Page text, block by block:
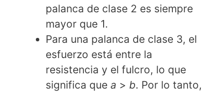
palanca de clase 2 es siempre
mayor que 1.
Para una palanca de clase 3, el
esfuerzo está entre la
resistencia y el fulcro, lo que
significa que a > b. Por lo tanto,